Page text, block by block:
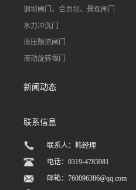
钢坝闸门、合页坝、景观闸门
水力冲洗门
液压限流闸门
液动旋转堰门
新闻动态
联系信息
联系人：韩经理
电话：0319-4785981
邮箱：760096386@qq.com